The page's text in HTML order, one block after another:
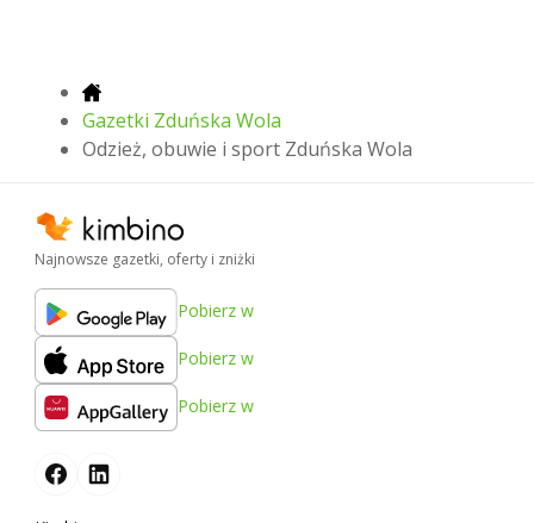
Gazetki Zduńska Wola
Odzież, obuwie i sport Zduńska Wola
Najnowsze gazetki, oferty i zniżki
Pobierz w
Pobierz w
Pobierz w